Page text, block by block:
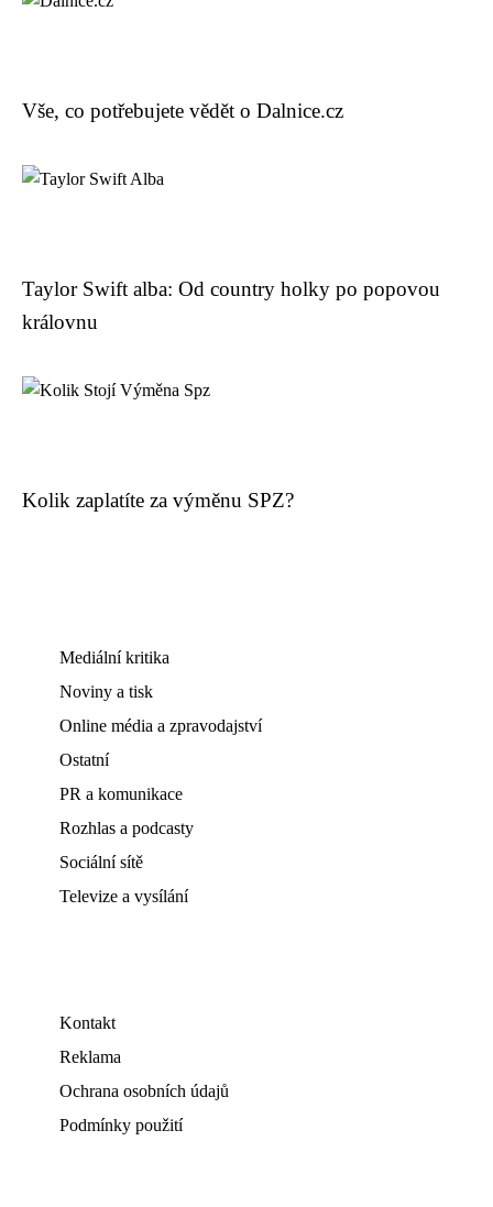
Vše, co potřebujete vědět o Dalnice.cz
Taylor Swift alba: Od country holky po popovou
královnu
Kolik zaplatíte za výměnu SPZ?
Mediální kritika
Noviny a tisk
Online média a zpravodajství
Ostatní
PR a komunikace
Rozhlas a podcasty
Sociální sítě
Televize a vysílání
Kontakt
Reklama
Ochrana osobních údajů
Podmínky použití